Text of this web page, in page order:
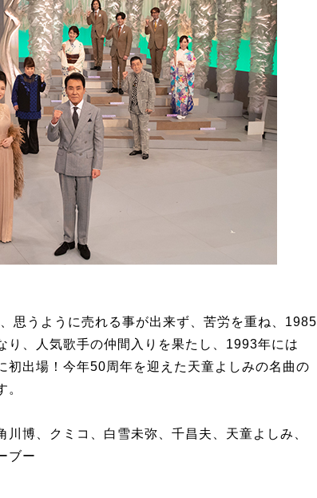
思うように売れる事が出来ず、苦労を重ね、1985
り、人気歌手の仲間入りを果たし、1993年には
初出場！今年50周年を迎えた天童よしみの名曲の
。
博、クミコ、白雪未弥、千昌夫、天童よしみ、
ブー